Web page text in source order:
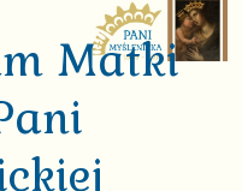
Matki